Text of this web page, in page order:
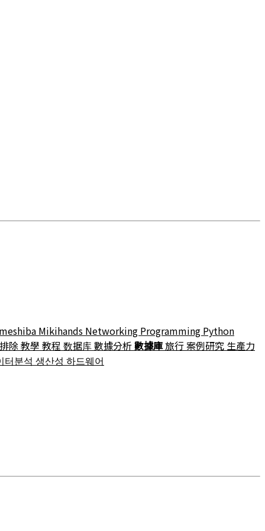
Mikihands Networking Programming Python
除教學 教程 数据库數據分析數據庫旅行案例研究 生產力
터분석 생산성 하드웨어